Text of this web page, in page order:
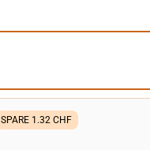
SPARE 1.32 CHF